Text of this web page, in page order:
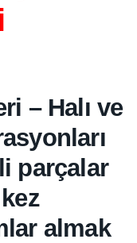
– Halı ve
parçalar
almak